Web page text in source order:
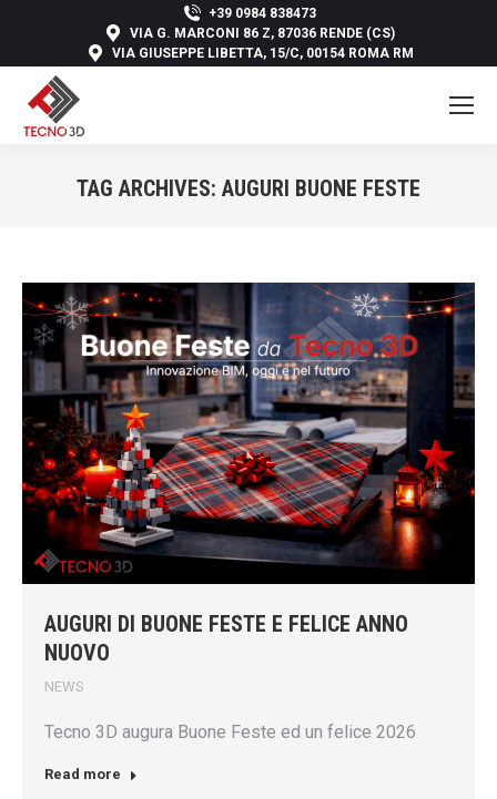
+39 0984 838473
VIA G. MARCONI 86 Z, 87036 RENDE (CS)
VIA GIUSEPPE LIBETTA, 15/C, 00154 ROMA RM
TAG ARCHIVES: AUGURI BUONE FESTE
AUGURI DI BUONE FESTE E FELICE ANNO
NUOVO
NEWS
Tecno 3D augura Buone Feste ed un felice 2026
Read more